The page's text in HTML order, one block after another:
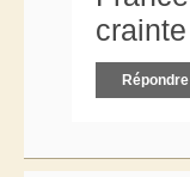
Répondre